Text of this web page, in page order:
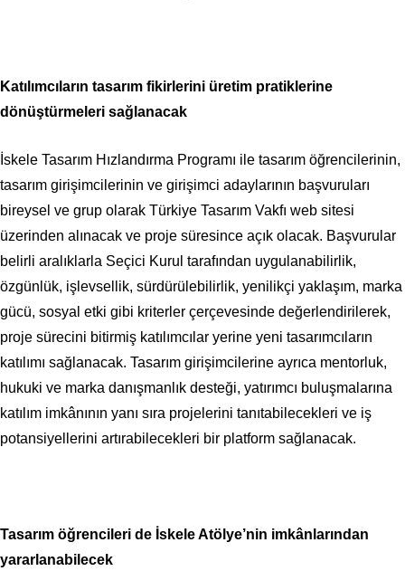
Katılımcıların tasarım fikirlerini üretim pratiklerine
dönüştürmeleri sağlanacak
İskele Tasarım Hızlandırma Programı ile tasarım öğrencilerinin,
tasarım girişimcilerinin ve girişimci adaylarının başvuruları
bireysel ve grup olarak Türkiye Tasarım Vakfı web sitesi
üzerinden alınacak ve proje süresince açık olacak. Başvurular
belirli aralıklarla Seçici Kurul tarafından uygulanabilirlik,
özgünlük, işlevsellik, sürdürülebilirlik, yenilikçi yaklaşım, marka
gücü, sosyal etki gibi kriterler çerçevesinde değerlendirilerek,
proje sürecini bitirmiş katılımcılar yerine yeni tasarımcıların
katılımı sağlanacak. Tasarım girişimcilerine ayrıca mentorluk,
hukuki ve marka danışmanlık desteği, yatırımcı buluşmalarına
katılım imkânının yanı sıra projelerini tanıtabilecekleri ve iş
potansiyellerini artırabilecekleri bir platform sağlanacak.
Tasarım öğrencileri de İskele Atölye’nin imkânlarından
yararlanabilecek